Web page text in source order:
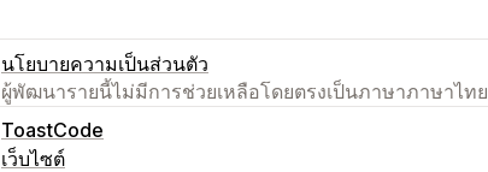
นโยบายความเป็นส่วนตัว
ผู้พัฒนารายนี้ไม่มีการช่วยเหลือโดยตรงเป็นภาษาภาษาไทย
ToastCode
เว็บไซต์